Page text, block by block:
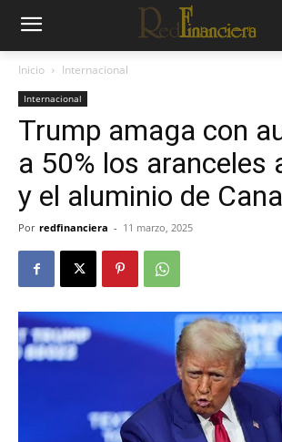
Inicio Internacional
Internacional
Trump amaga con
a 50% los aranceles
y el aluminio de
Por redfinanciera - 11 marzo, 2025